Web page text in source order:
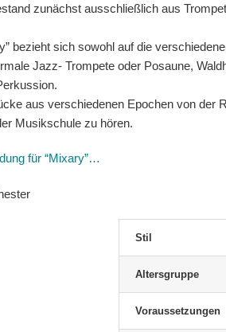
zunächst ausschließlich aus
bezieht sich sowohl auf die
Jazz- Trompete oder Posaune,
aus verschiedenen Epochen von der
Musikschule zu hören.
für “Mixary”…
Stil
Altersgruppe
Voraussetzungen